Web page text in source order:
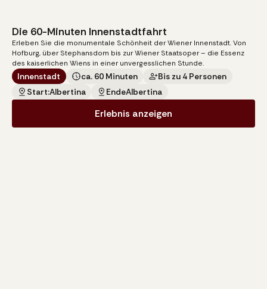
140€
pro Kutsche
Die 60-Minuten Innenstadtfahrt
Erleben Sie die monumentale Schönheit der Wiener Innenstadt. Von
Hofburg, über Stephansdom bis zur Wiener Staatsoper – die Essenz
des kaiserlichen Wiens in einer unvergesslichen Stunde.
Innenstadt ca. 60 Minuten
Bis zu 4 Personen
Start:Albertina EndeAlbertina
Erlebnis anzeigen